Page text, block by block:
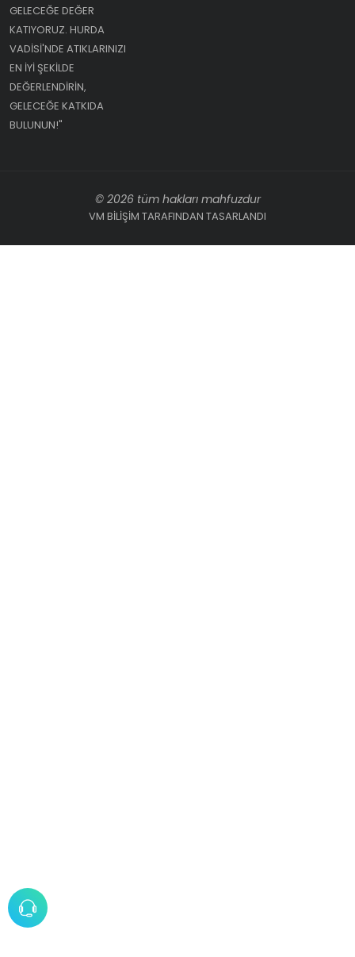
GELECEĞE DEĞER
KATIYORUZ. HURDA
VADISI'NDE ATIKLARINIZI
EN IYI ŞEKILDE
DEĞERLENDIRIN,
GELECEĞE KATKIDA
BULUNUN!"
© 2026 tüm hakları mahfuzdur
VM BİLİŞİM TARAFINDAN TASARLANDI